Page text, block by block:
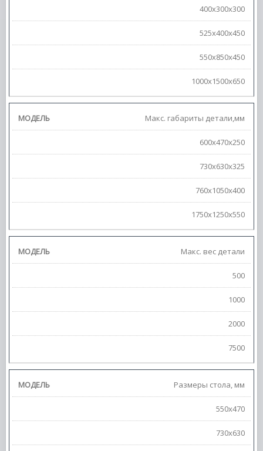
400х300х300
525х400х450
550х850х450
1000х1500х650
Макс. габариты детали,мм
600х470х250
730х630х325
760х1050х400
1750х1250х550
Макс. вес детали
500
1000
2000
7500
Размеры стола, мм
550х470
730х630